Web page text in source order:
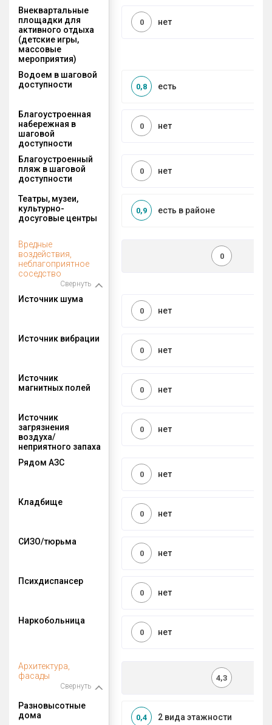
Внеквартальные
площадки для
активного отдыха
(детские игры,
массовые
мероприятия)
нет
0
Водоем в шаговой
доступности
есть
0,8
Благоустроенная
набережная в
шаговой
доступности
нет
0
Благоустроенный
пляж в шаговой
доступности
нет
0
Театры, музеи,
культурно-
досуговые центры
есть в районе
0,9
Вредные
воздействия,
неблагоприятное
соседство
Свернуть
0
Источник шума
нет
0
Источник вибрации
нет
0
Источник
магнитных полей
нет
0
Источник
загрязнения
воздуха/
неприятного запаха
нет
0
Рядом АЗС
нет
0
Кладбище
нет
0
СИЗО/тюрьма
нет
0
Психдиспансер
нет
0
Наркобольница
нет
0
Архитектура,
фасады
Свернуть
4,3
Разновысотные
дома
2 вида этажности
0,4